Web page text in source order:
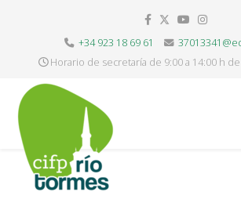
+34 923 18 69 61
Horario de secretaría de 9:00 a 14:00 h